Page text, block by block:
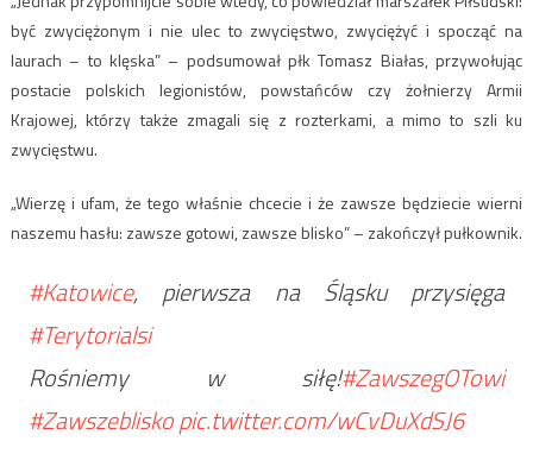
być zwyciężonym i nie ulec to zwycięstwo, zwyciężyć i spocząć na
laurach – to klęska” – podsumował płk Tomasz Białas, przywołując
postacie polskich legionistów, powstańców czy żołnierzy Armii
Krajowej, którzy także zmagali się z rozterkami, a mimo to szli ku
zwycięstwu.
„Wierzę i ufam, że tego właśnie chcecie i że zawsze będziecie wierni
naszemu hasłu: zawsze gotowi, zawsze blisko” – zakończył pułkownik.
#Katowice, pierwsza na Śląsku przysięga
#Terytorialsi
Rośniemy w siłę!#ZawszegOTowi
#Zawszebliskopic.twitter.com/wCvDuXdSJ6